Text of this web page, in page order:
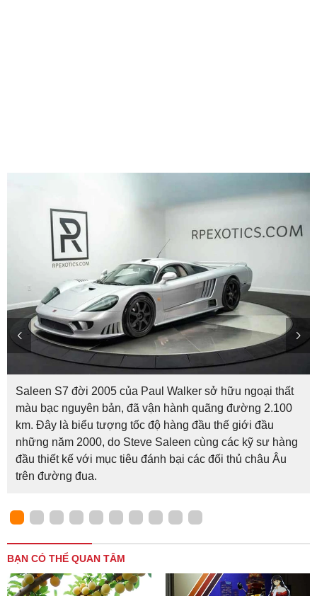
Saleen S7 đời 2005 của Paul Walker sở hữu ngoại thất
màu bạc nguyên bản, đã vận hành quãng đường 2.100
km. Đây là biểu tượng tốc độ hàng đầu thế giới đầu
những năm 2000, do Steve Saleen cùng các kỹ sư hàng
đầu thiết kế với mục tiêu đánh bại các đối thủ châu Âu
trên đường đua.
BẠN CÓ THỂ QUAN TÂM